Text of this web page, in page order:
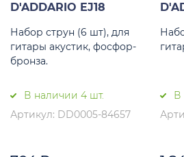
D'ADDARIO EJ18
Набор струн (6 шт), для
гитары акустик, фосфор-
бронза.
В наличии 4 шт.
Артикул: DD0005-84657
В